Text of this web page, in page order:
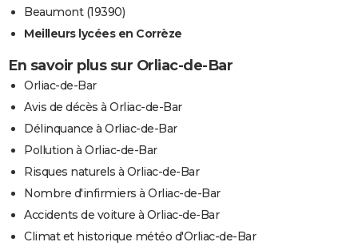
Beaumont (19390)
Meilleurs lycées en Corrèze
En savoir plus sur Orliac-de-Bar
Orliac-de-Bar
Avis de décès à Orliac-de-Bar
Délinquance à Orliac-de-Bar
Pollution à Orliac-de-Bar
Risques naturels à Orliac-de-Bar
Nombre d'infirmiers à Orliac-de-Bar
Accidents de voiture à Orliac-de-Bar
Climat et historique météo d'Orliac-de-Bar